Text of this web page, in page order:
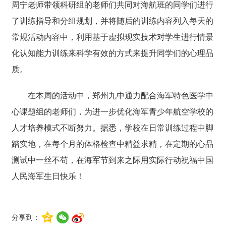
周宁老师带领科研组的老师们共同对海航班的同学们进行
了训练指导和分组规划，并将随后的训练内容列入每天的
常规活动内容中，利用基于虚拟现实技术对学生进行情景
化认知能力训练来科学有效的方式来提升同学们的心理品
质。
在本周的活动中，郑州九中通力配合海军特色医学中
心课题组的老师们，为进一步优化海军青少年航空学校的
人才培养模式不断努力。据悉，学校在日常训练过程中脚
踏实地，在每个月的体格检查中精益求精，在定期的心品
测试中一丝不苟，在海军节到来之际用实际行动祝福中国
人民海军生日快乐！
分享到：